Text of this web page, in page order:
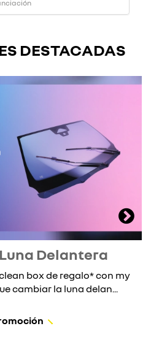
DESTACADAS
Delantera
box de regalo* con my
cambiar la luna delan...